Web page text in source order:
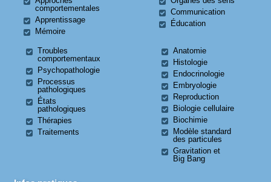
comportementales
Apprentissage
Mémoire
Communication
Éducation
Troubles
comportementaux
Psychopathologie
Processus
pathologiques
États
pathologiques
Thérapies
Traitements
Anatomie
Histologie
Endocrinologie
Embryologie
Reproduction
Biologie cellulaire
Biochimie
Modèle standard
des particules
Gravitation et
Big Bang